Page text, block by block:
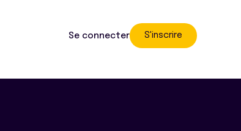
Se connecter S'inscrire